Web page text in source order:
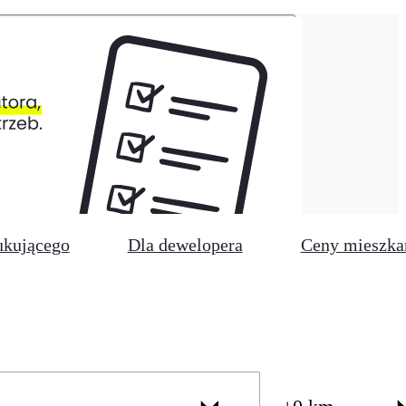
Dla dewelopera Ceny